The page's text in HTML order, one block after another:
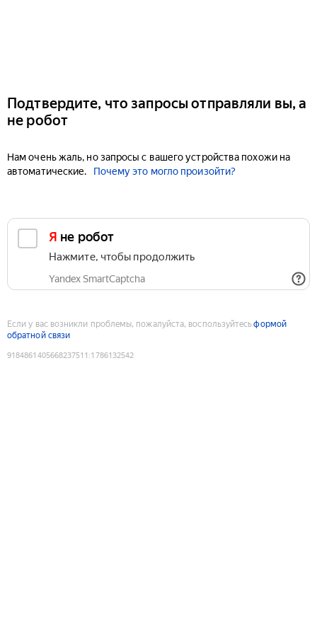
Подтвердите, что запросы отправляли вы, а
не робот
Нам очень жаль, но запросы с вашего устройства похожи на
автоматические.
Почему это могло произойти?
Я не робот
Нажмите, чтобы продолжить
Yandex SmartCaptcha
Если у вас возникли проблемы, пожалуйста, воспользуйтесьформой
обратной связи
9184861405668237511 :1786132542